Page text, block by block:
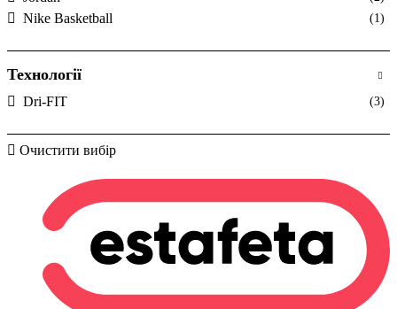
Nike Basketball (1)
Технології
Dri-FIT (3)
Очистити вибір